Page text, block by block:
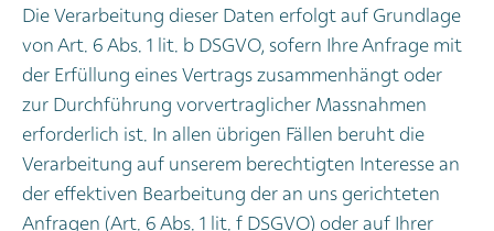
Die Verarbeitung dieser Daten erfolgt auf Grundlage
von Art. 6 Abs. 1 lit. b DSGVO, sofern Ihre Anfrage mit
der Erfüllung eines Vertrags zusammenhängt oder
zur Durchführung vorvertraglicher Massnahmen
erforderlich ist. In allen übrigen Fällen beruht die
Verarbeitung auf unserem berechtigten Interesse an
der effektiven Bearbeitung der an uns gerichteten
Anfragen (Art. 6 Abs. 1 lit. f DSGVO) oder auf Ihrer